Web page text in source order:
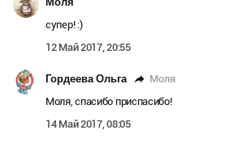
супер! :)
12 Май 2017, 20:55
Гордеева Ольга Моля
Моля, спасибо приспасибо!
14 Май 2017, 08:05